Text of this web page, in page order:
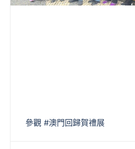
參觀 #澳門回歸賀禮展